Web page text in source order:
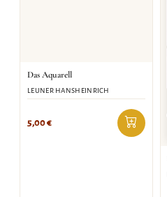
Das Aquarell
LEUNER HANSHEINRICH
5,00€